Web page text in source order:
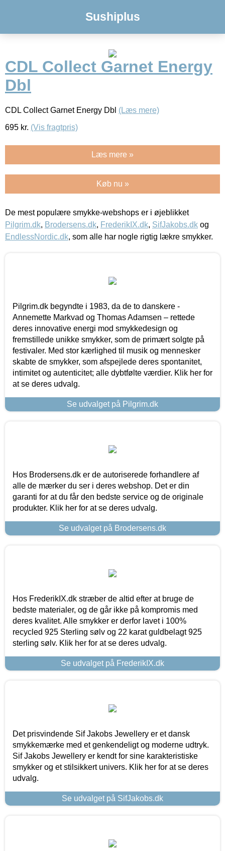
Sushiplus
CDL Collect Garnet Energy
Dbl
CDL Collect Garnet Energy Dbl (Læs mere)
695 kr. (Vis fragtpris)
Læs mere »
Køb nu »
De mest populære smykke-webshops er i øjeblikket
Pilgrim.dk, Brodersens.dk, FrederikIX.dk, SifJakobs.dk og
EndlessNordic.dk, som alle har nogle rigtig lækre smykker.
Pilgrim.dk begyndte i 1983, da de to danskere -
Annemette Markvad og Thomas Adamsen – rettede
deres innovative energi mod smykkedesign og
fremstillede unikke smykker, som de primært solgte på
festivaler. Med stor kærlighed til musik og mennesker
skabte de smykker, som afspejlede deres spontanitet,
intimitet og autenticitet; alle dybtfølte værdier. Klik her for
at se deres udvalg.
Se udvalget på Pilgrim.dk
Hos Brodersens.dk er de autoriserede forhandlere af
alle de mærker du ser i deres webshop. Det er din
garanti for at du får den bedste service og de originale
produkter. Klik her for at se deres udvalg.
Se udvalget på Brodersens.dk
Hos FrederikIX.dk stræber de altid efter at bruge de
bedste materialer, og de går ikke på kompromis med
deres kvalitet. Alle smykker er derfor lavet i 100%
recycled 925 Sterling sølv og 22 karat guldbelagt 925
sterling sølv. Klik her for at se deres udvalg.
Se udvalget på FrederikIX.dk
Det prisvindende Sif Jakobs Jewellery er et dansk
smykkemærke med et genkendeligt og moderne udtryk.
Sif Jakobs Jewellery er kendt for sine karakteristiske
smykker og et stilsikkert univers. Klik her for at se deres
udvalg.
Se udvalget på SifJakobs.dk